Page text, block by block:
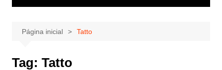
Página inicial Tatto
Tag: Tatto